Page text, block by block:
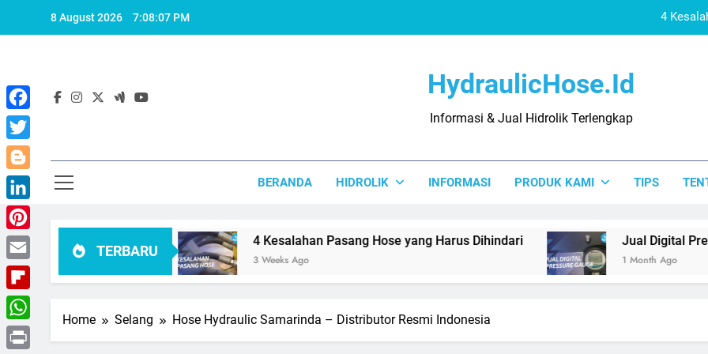
8 August 2026 7:08:07 PM 4
4 Kesalahan
HydraulicHose.id
Informasi & Jual Hidrolik Terlengkap
BERANDA HIDROLIK INFORMASI PRODUK KAMI TIPS
TERBARU
Dihindari 4 Kesalahan Pasang Hose yang Harus Dihindari
3 Weeks Ago
Jual Digital Pressure
1 Month Ago
Home Selang Hose Hydraulic Samarinda – Distributor Resmi Indonesia
Facebook
Twitter
Blogger
LinkedIn
Pinterest
Email
Flipboard
WhatsApp